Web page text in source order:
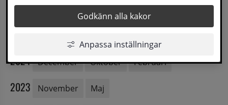
Godkänn alla kakor
Anpassa inställningar
2026
2024 December Oktober Februari
2023 November Maj